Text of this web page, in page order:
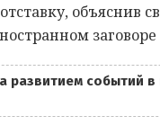
объяснив
развитием событий